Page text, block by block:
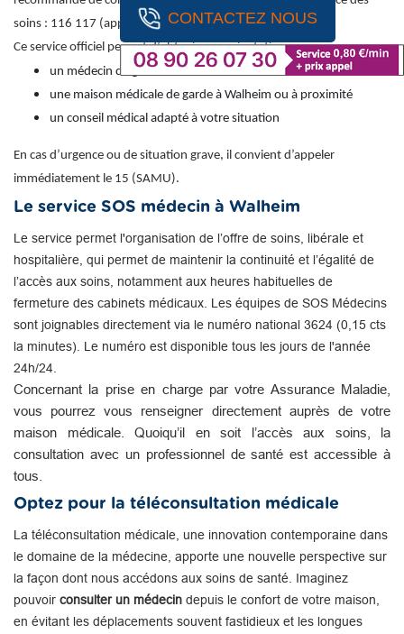
CONTACTEZ NOUS
soins : 116 117 (appel gratuit).
Ce service officiel permet d’obtenir une orientation vers :
un médecin de garde
une maison médicale de garde à Walheim ou à proximité
un conseil médical adapté à votre situation
En cas d’urgence ou de situation grave, il convient d’appeler
immédiatement le 15 (SAMU).
Le service SOS médecin à Walheim
Le service permet l'organisation de l’offre de soins, libérale et
hospitalière, qui permet de maintenir la continuité et l’égalité de
l’accès aux soins, notamment aux heures habituelles de
fermeture des cabinets médicaux. Les équipes de SOS Médecins
sont joignables directement via le numéro national 3624 (0,15 cts
la minutes). Le numéro est disponible tous les jours de l'année
24h/24.
Concernant la prise en charge par votre Assurance Maladie,
vous pourrez vous renseigner directement auprès de votre
maison médicale. Quoiqu’il en soit l’accès aux soins, la
consultation avec un professionnel de santé est accessible à
tous.
Optez pour la téléconsultation médicale
La téléconsultation médicale, une innovation contemporaine dans
le domaine de la médecine, apporte une nouvelle perspective sur
la façon dont nous accédons aux soins de santé. Imaginez
pouvoir consulter un médecin depuis le confort de votre maison,
en évitant les déplacements souvent fastidieux et les longues